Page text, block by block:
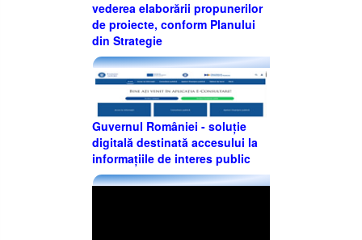
vederea elaborării propunerilor
de proiecte, conform Planului
din Strategie
Guvernul României - soluție
digitală destinată accesului la
informațiile de interes public